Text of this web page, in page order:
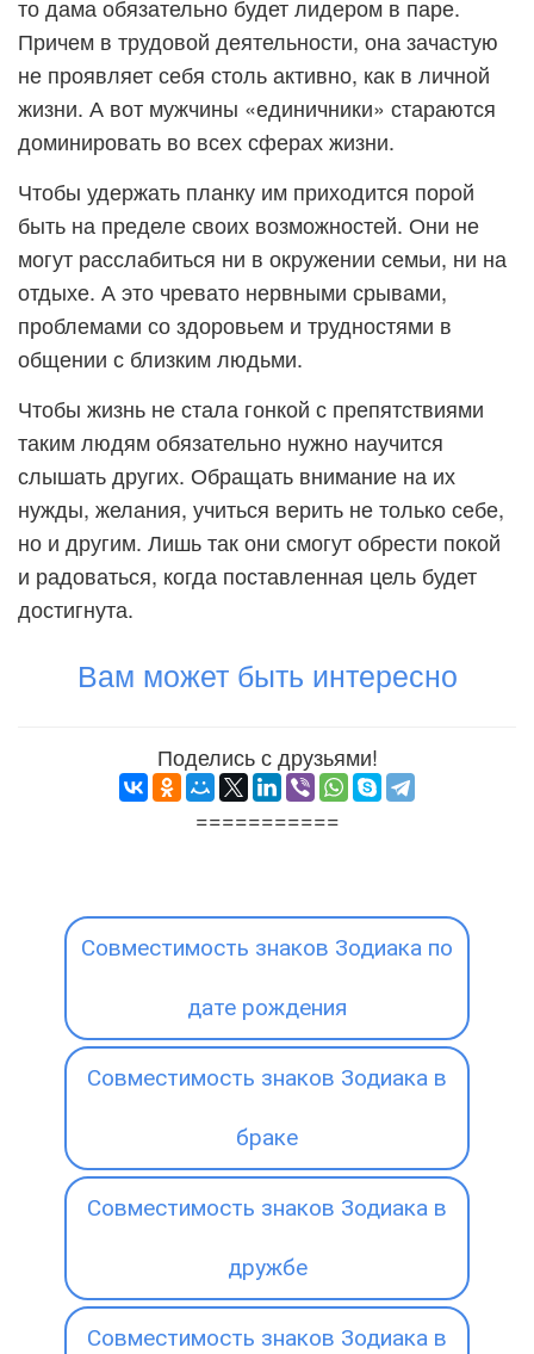
то дама обязательно будет лидером в паре.
Причем в трудовой деятельности, она зачастую
не проявляет себя столь активно, как в личной
жизни. А вот мужчины «единичники» стараются
доминировать во всех сферах жизни.
Чтобы удержать планку им приходится порой
быть на пределе своих возможностей. Они не
могут расслабиться ни в окружении семьи, ни на
отдыхе. А это чревато нервными срывами,
проблемами со здоровьем и трудностями в
общении с близким людьми.
Чтобы жизнь не стала гонкой с препятствиями
таким людям обязательно нужно научится
слышать других. Обращать внимание на их
нужды, желания, учиться верить не только себе,
но и другим. Лишь так они смогут обрести покой
и радоваться, когда поставленная цель будет
достигнута.
Вам может быть интересно
Поделись с друзьями!
===========
Совместимость знаков Зодиака по
дате рождения
Совместимость знаков Зодиака в
браке
Совместимость знаков Зодиака в
дружбе
Совместимость знаков Зодиака в